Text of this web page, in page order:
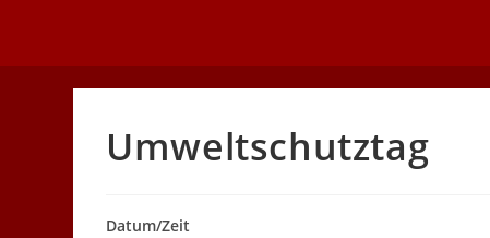
Umweltschutztag
Datum/Zeit